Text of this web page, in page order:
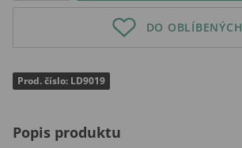
DO OBLÍBENÝCH
Prod. číslo: LD9019
Popis produktu